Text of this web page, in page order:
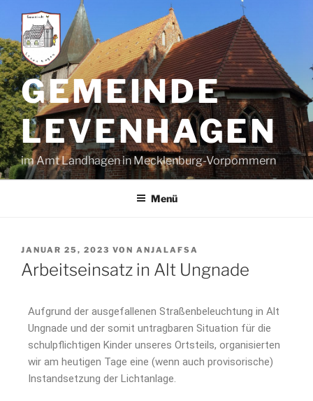
GEMEINDE
LEVENHAGEN
im Amt Landhagen in Mecklenburg-Vorpommern
Menü
JANUAR 25, 2023 VON ANJALAFSA
Arbeitseinsatz in Alt Ungnade
Aufgrund der ausgefallenen Straßenbeleuchtung in Alt
Ungnade und der somit untragbaren Situation für die
schulpflichtigen Kinder unseres Ortsteils, organisierten
wir am heutigen Tage eine (wenn auch provisorische)
Instandsetzung der Lichtanlage.